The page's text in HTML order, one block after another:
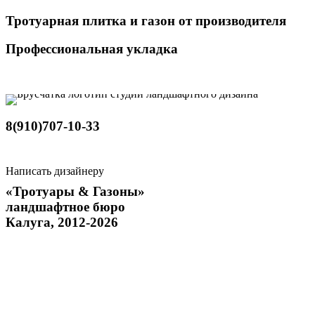
Тротуарная плитка и газон от производителя
Профессиональная укладка
8(910)707-10-33
Написать дизайнеру
«Тротуары & Газоны»
ландшафтное бюро
Калуга, 2012-2026